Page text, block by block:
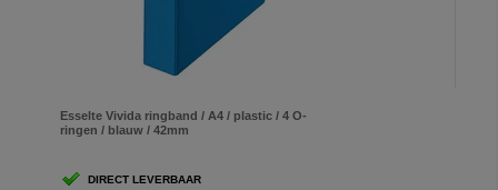
Esselte Vivida ringband / A4 / plastic / 4 O-
ringen / blauw / 42mm
DIRECT LEVERBAAR